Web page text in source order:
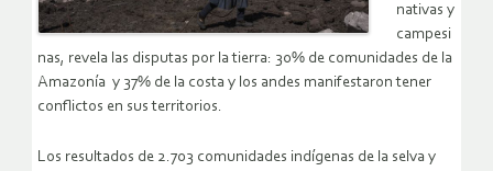
nativas y
campesi
nas, revela las disputas por la tierra: 30% de comunidades de la
Amazonía y 37% de la costa y los andes manifestaron tener
conflictos en sus territorios.
Los resultados de 2.703 comunidades indígenas de la selva y